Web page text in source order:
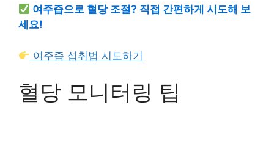
여주즙으로 혈당 조절? 직접 간편하게 시도해 보
세요!
여주즙 섭취법 시도하기
혈당 모니터링 팁